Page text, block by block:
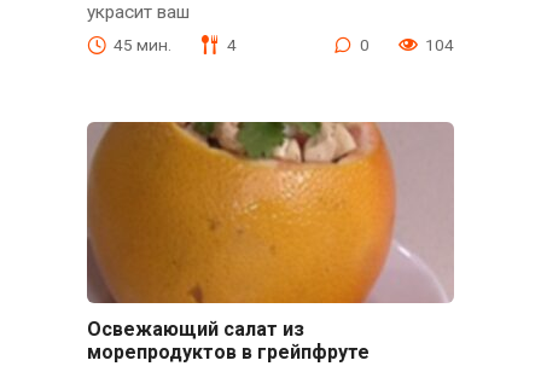
украсит ваш
45 мин. 4 0 104
Освежающий салат из
морепродуктов в грейпфруте